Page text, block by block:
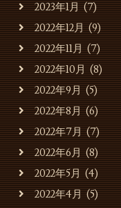
2023年1月(7)
2022年12月(9)
2022年11月(7)
2022年10月(8)
2022年9月(5)
2022年8月(6)
2022年7月(7)
2022年6月(8)
2022年5月(4)
2022年4月(5)